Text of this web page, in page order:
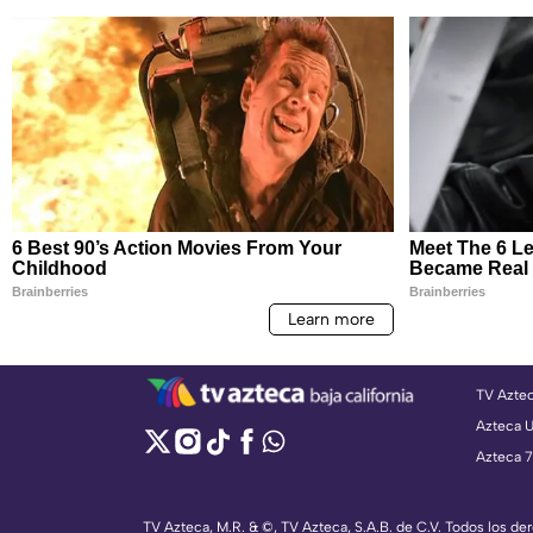
TV
Azteca
Azteca 7
TV Azteca, M.R. & ©, TV Azteca, S.A.B. de C.V. Todos los